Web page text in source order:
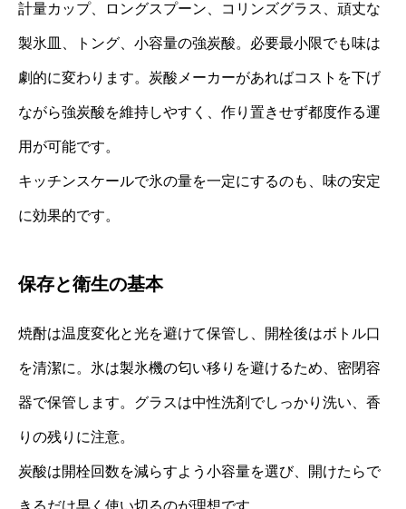
計量カップ、ロングスプーン、コリンズグラス、頑丈な
製氷皿、トング、小容量の強炭酸。必要最小限でも味は
劇的に変わります。炭酸メーカーがあればコストを下げ
ながら強炭酸を維持しやすく、作り置きせず都度作る運
用が可能です。
キッチンスケールで氷の量を一定にするのも、味の安定
に効果的です。
保存と衛生の基本
焼酎は温度変化と光を避けて保管し、開栓後はボトル口
を清潔に。氷は製氷機の匂い移りを避けるため、密閉容
器で保管します。グラスは中性洗剤でしっかり洗い、香
りの残りに注意。
炭酸は開栓回数を減らすよう小容量を選び、開けたらで